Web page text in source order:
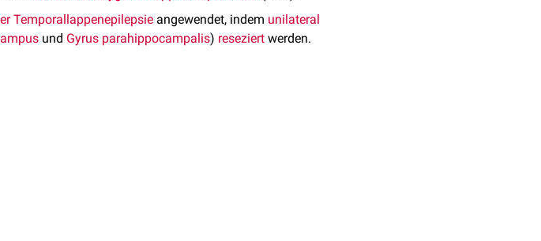
Temporallappenepilepsie angewendet, indem unilateral
und Gyrus parahippocampalis) reseziert werden.
Neurophysiol. Lab., 2008